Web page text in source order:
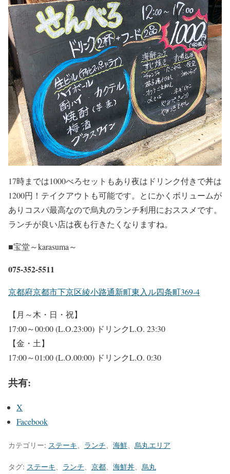
17時までは1000べろセットもあり夜はドリンク付きで丼は
1200円！テイクアウトも可能です。とにかくボリュームが
ありコスパ最高なので烏丸のランチ利用におススメです。
ランチが良い店は夜も行きたくなりますね。
■宝堂～karasuma～
075-352-5511
京都府京都市下京区綾小路通新町東入ル四条町369-4
【月～木・日・祝】
17:00～00:00 (L.O.23:00) ドリンクL.O. 23:30
【金・土】
17:00～01:00 (L.O.00:00) ドリンクL.O. 0:30
共有:
X
Facebook
カテゴリー: ステーキ、 ランチ、 海鮮、 烏丸エリア
タグ: ステーキ、 ランチ、 京都、 海鮮丼、 烏丸